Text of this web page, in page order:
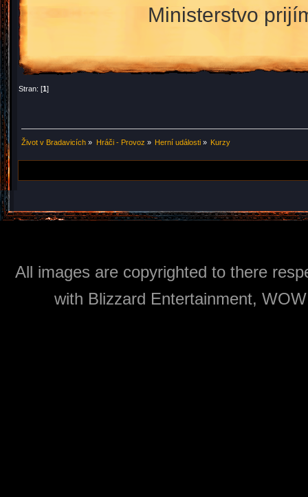
Ministerstvo
Stran: [1]
Život v Bradavicích » Hráči - Provoz » Herní události» Kurzy
All images are copyrighted to there
with Blizzard Entertainment,